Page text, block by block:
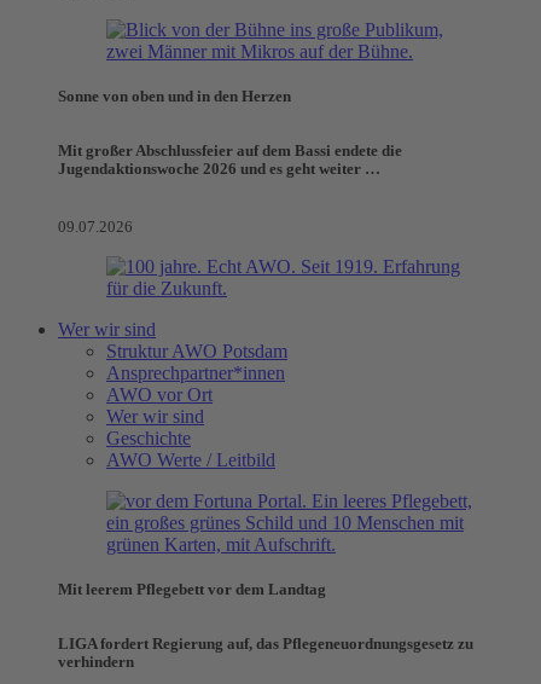
Sonne von oben und in den Herzen
Mit großer Abschlussfeier auf dem Bassi endete die
Jugendaktionswoche 2026 und es geht weiter …
09.07.2026
Wer wir sind
Struktur AWO Potsdam
Ansprechpartner*innen
AWO vor Ort
Wer wir sind
Geschichte
AWO Werte / Leitbild
Mit leerem Pflegebett vor dem Landtag
LIGA fordert Regierung auf, das Pflegeneuordnungsgesetz zu
verhindern